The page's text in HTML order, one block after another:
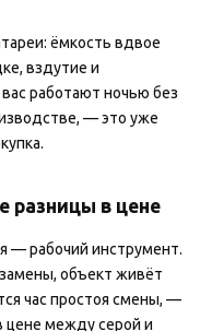
ёмкость вдвое
вздутие и
работают ночью без
— это уже
разницы в цене
— рабочий инструмент.
объект живёт
час простоя смены, —
цене между серой и